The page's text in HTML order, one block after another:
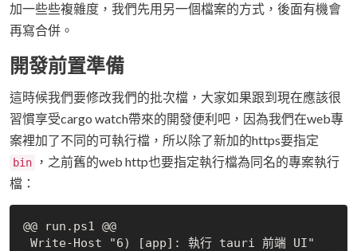
加一些些複雜度，我們先用另一個檔案的方式，後面有機會
再寫合併。
開發前置準備
這時候我們要修改我們的批次檔，大家如果跟到現在應該很
習慣享受cargo watch帶來的開發便利吧，因為我們在web專
案裡加了不同的可執行檔，所以除了新加的https要指定
bin
，之前舊的web http也要指定執行檔為同名的專案執行
檔：
@@ run.ps1 @@